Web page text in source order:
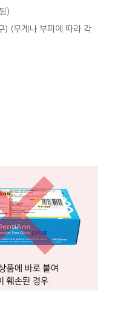
)
) (무게나 부피에 따라 각